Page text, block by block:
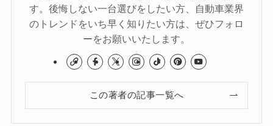
す。後悔しない一台選びをしたい方、自動車業界
のトレンドをいち早く知りたい方は、ぜひフォロ
ーをお願いいたします。
この著者の記事一覧へ